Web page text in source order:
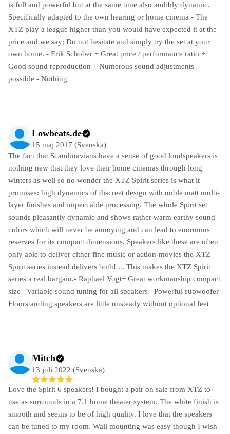
is full and powerful but at the same time also audibly dynamic.
Specifically adapted to the own hearing or home cinema - The
XTZ play a league higher than you would have expected it at the
price and we say: Do not hesitate and simply try the set at your
own home. - Erik Schober + Great price / performance ratio +
Good sound reproduction + Numerous sound adjustments
possible - Nothing
Lowbeats.de
15 maj 2017 (Svenska)
The fact that Scandinavians have a sense of good loudspeakers is
nothing new that they love their home cinemas through long
winters as well so no wonder the XTZ Spirit series is what it
promises: high dynamics of discreet design with noble matt multi-
layer finishes and impeccable processing. The whole Spirit set
sounds pleasantly dynamic and shows rather warm earthy sound
colors which will never be annoying and can lead to enormous
reserves for its compact dimensions. Speakers like these are often
only able to deliver either fine music or action-movies the XTZ
Spirit series instead delivers both! ... This makes the XTZ Spirit
series a real bargain.- Raphael Vogt+ Great workmanship compact
size+ Variable sound tuning for all speakers+ Powerful subwoofer-
Floorstanding speakers are little unsteady without optional feet
Mitch
13 juli 2022 (Svenska)
Love the Spirit 6 speakers! I bought a pair on sale from XTZ to
use as surrounds in a 7.1 home theater system. The white finish is
smooth and seems to be of high quality. I love that the speakers
can be tuned to my room. Wall mounting was easy though I wish